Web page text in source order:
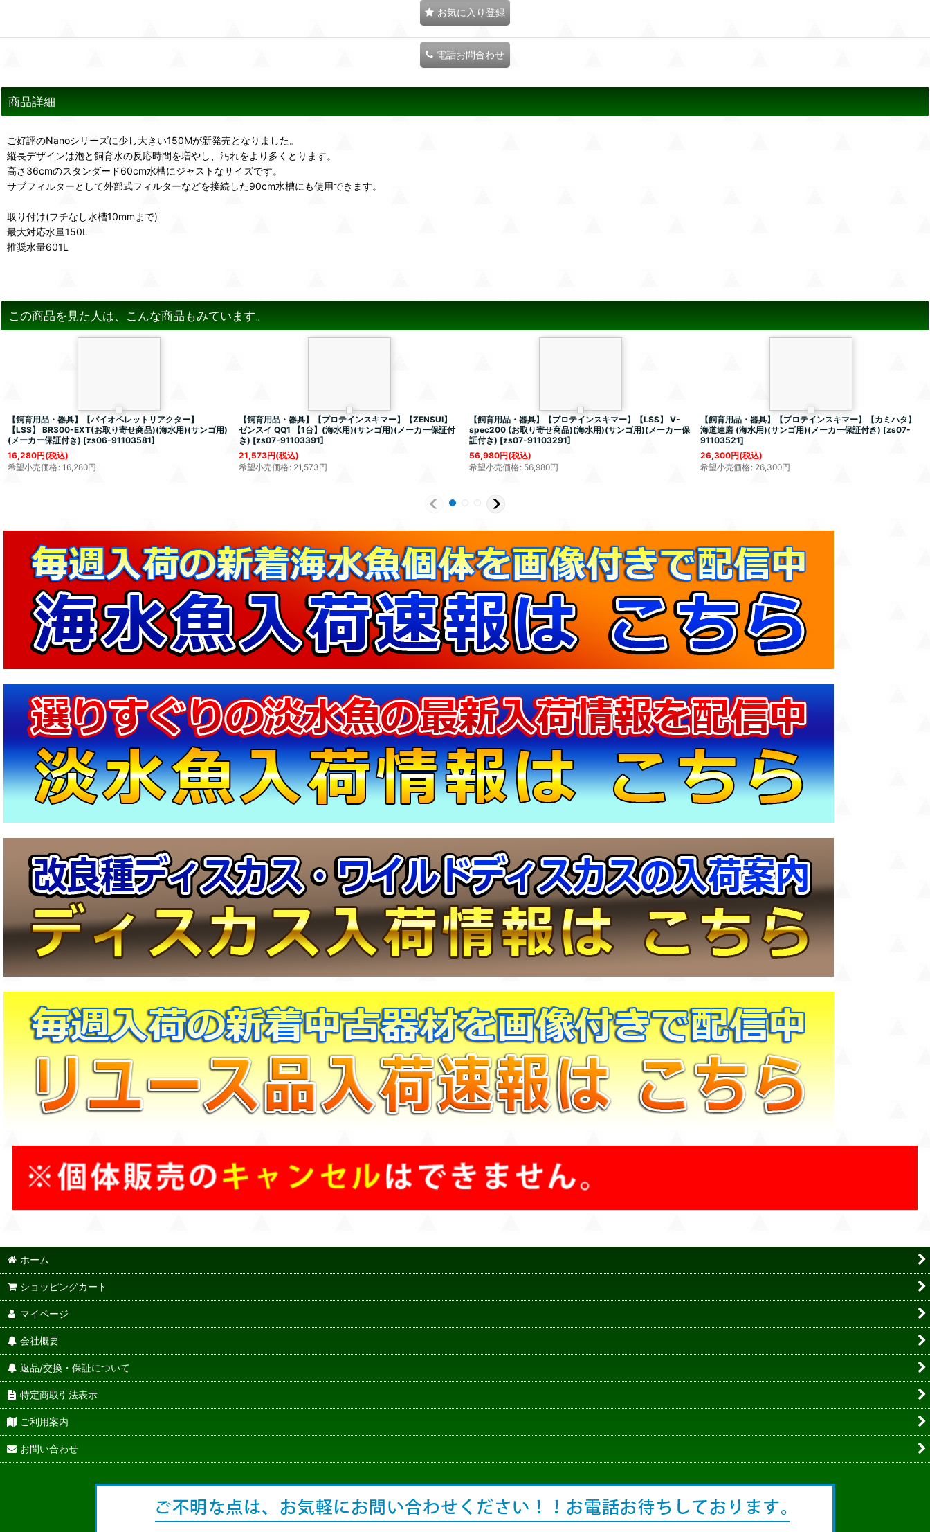
お気に入り登録
電話お問合わせ
商品詳細
ご好評のNanoシリーズに少し大きい150Mが新発売となりました。
縦長デザインは泡と飼育水の反応時間を増やし、汚れをより多くとります。
高さ36cmのスタンダード60cm水槽にジャストなサイズです。
サブフィルターとして外部式フィルターなどを接続した90cm水槽にも使用できます。
取り付け(フチなし水槽10mmまで)
最大対応水量150L
推奨水量601L
この商品を見た人は、こんな商品もみています。
【飼育用品・器具】【バイオペレットリアクター】
【LSS】 BR300-EXT(お取り寄せ商品)(海水用)(サンゴ用)
(メーカー保証付き) [zs06-91103581]
16,280円(税込)
希望小売価格: 16,280円
【飼育用品・器具】【プロテインスキマー】【ZENSUI】
ゼンスイ QQ1 【1台】(海水用)(サンゴ用)(メーカー保証付
き) [zs07-91103391]
21,573円(税込)
希望小売価格: 21,573円
【飼育用品・器具】【プロテインスキマー】【LSS】 V-
spec200 (お取り寄せ商品)(海水用)(サンゴ用)(メーカー保
証付き) [zs07-91103291]
56,980円(税込)
希望小売価格: 56,980円
【飼育用品・器具】【プロテインスキマー】【カミハタ】
海道達磨 (海水用)(サンゴ用)(メーカー保証付き) [zs07-
91103521]
26,300円(税込)
希望小売価格: 26,300円
ホーム
ショッピングカート
マイページ
会社概要
返品/交換・保証について
特定商取引法表示
ご利用案内
お問い合わせ